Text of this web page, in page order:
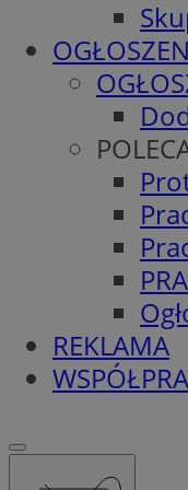
REKLAMA